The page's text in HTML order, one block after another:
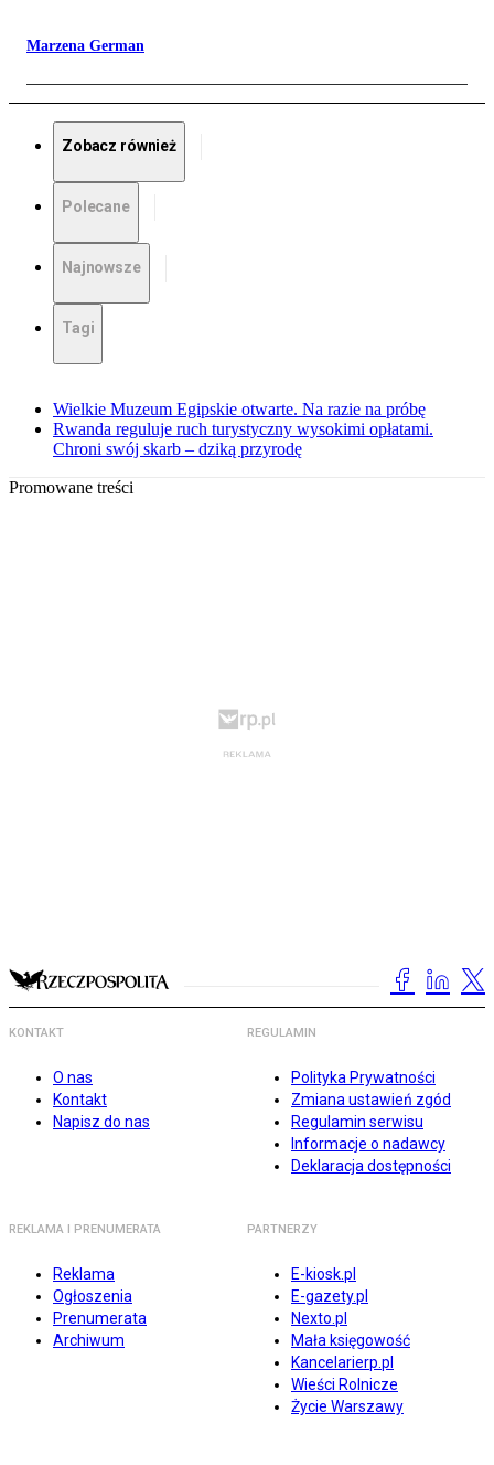
Marzena German
Zobacz również
Polecane
Najnowsze
Tagi
Wielkie Muzeum Egipskie otwarte. Na razie na próbę
Rwanda reguluje ruch turystyczny wysokimi opłatami.
Chroni swój skarb – dziką przyrodę
Promowane treści
KONTAKT
O nas
Kontakt
Napisz do nas
REGULAMIN
Polityka Prywatności
Zmiana ustawień zgód
Regulamin serwisu
Informacje o nadawcy
Deklaracja dostępności
REKLAMA I PRENUMERATA
Reklama
Ogłoszenia
Prenumerata
Archiwum
PARTNERZY
E-kiosk.pl
E-gazety.pl
Nexto.pl
Mała księgowość
Kancelarierp.pl
Wieści Rolnicze
Życie Warszawy